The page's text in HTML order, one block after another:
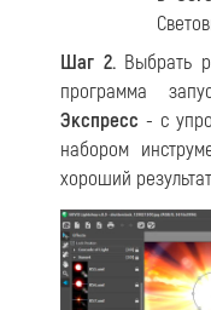
Шаг 2.Выбрать
программа
Экспресс - с
набором
хороший